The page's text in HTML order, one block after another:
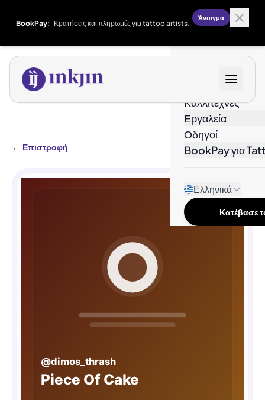
BookPay: Κρατήσεις και πληρωμές για tattoo artists.
Άνοιγμα
Καλλιτέχνες
Εργαλεία
Οδηγοί
BookPay για
Ελληνικά
Κατέβασε
← Επιστροφή